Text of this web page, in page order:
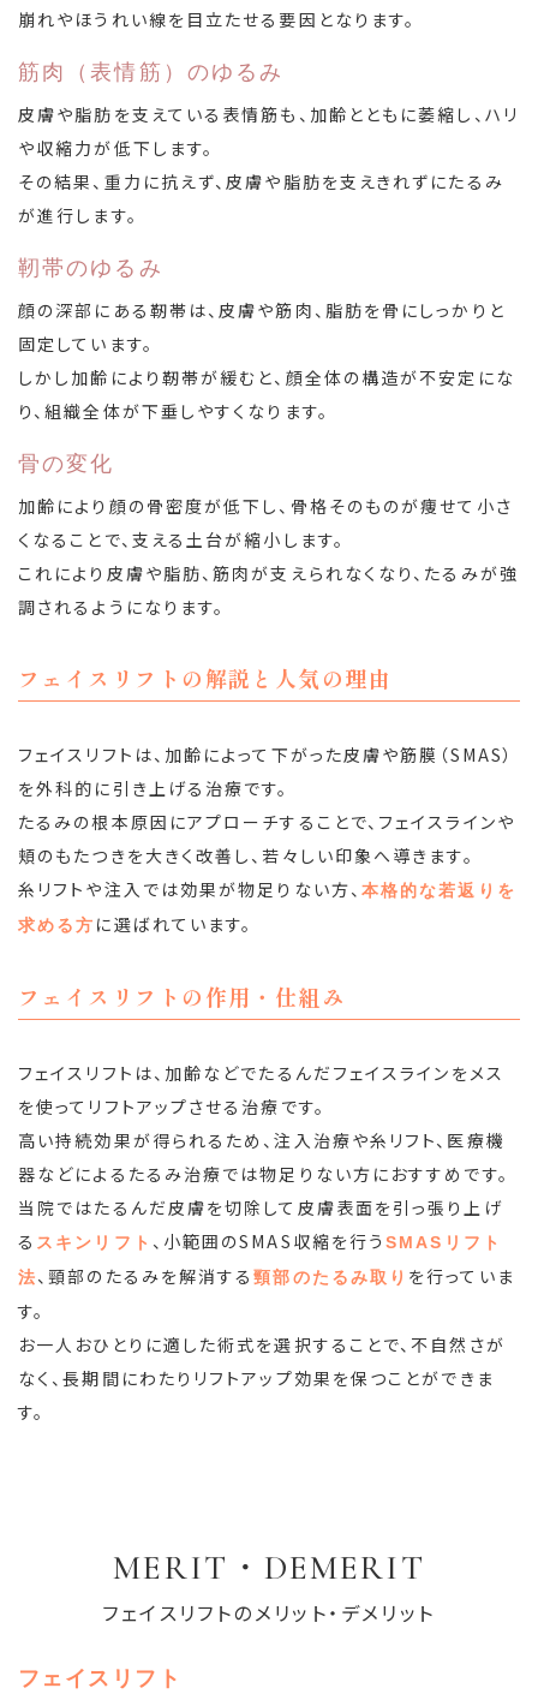
崩れやほうれい線を目立たせる要因となります。
筋肉（表情筋）のゆるみ
皮膚や脂肪を支えている表情筋も、加齢とともに萎縮し、ハリ
や収縮力が低下します。
その結果、重力に抗えず、皮膚や脂肪を支えきれずにたるみ
が進行します。
靭帯のゆるみ
顔の深部にある靭帯は、皮膚や筋肉、脂肪を骨にしっかりと
固定しています。
しかし加齢により靭帯が緩むと、顔全体の構造が不安定にな
り、組織全体が下垂しやすくなります。
骨の変化
加齢により顔の骨密度が低下し、骨格そのものが痩せて小さ
くなることで、支える土台が縮小します。
これにより皮膚や脂肪、筋肉が支えられなくなり、たるみが強
調されるようになります。
フェイスリフトの解説と人気の理由
フェイスリフトは、加齢によって下がった皮膚や筋膜（SMAS）
を外科的に引き上げる治療です。
たるみの根本原因にアプローチすることで、フェイスラインや
頬のもたつきを大きく改善し、若々しい印象へ導きます。
糸リフトや注入では効果が物足りない方、 本格的な若返りを
求める方 に選ばれています。
フェイスリフトの作用・仕組み
フェイスリフトは、加齢などでたるんだフェイスラインをメス
を使ってリフトアップさせる治療です。
高い持続効果が得られるため、注入治療や糸リフト、医療機
器などによるたるみ治療では物足りない方におすすめです。
当院ではたるんだ皮膚を切除して皮膚表面を引っ張り上げ
る スキンリフト 、小範囲のSMAS収縮を行うSMASリフト
法、頸部のたるみを解消する頸部のたるみ取り を行っていま
す。
お一人おひとりに適した術式を選択することで、不自然さが
なく、長期間にわたりリフトアップ効果を保つことができま
す。
MERIT・DEMERIT
フェイスリフトのメリット・デメリット
フェイスリフト